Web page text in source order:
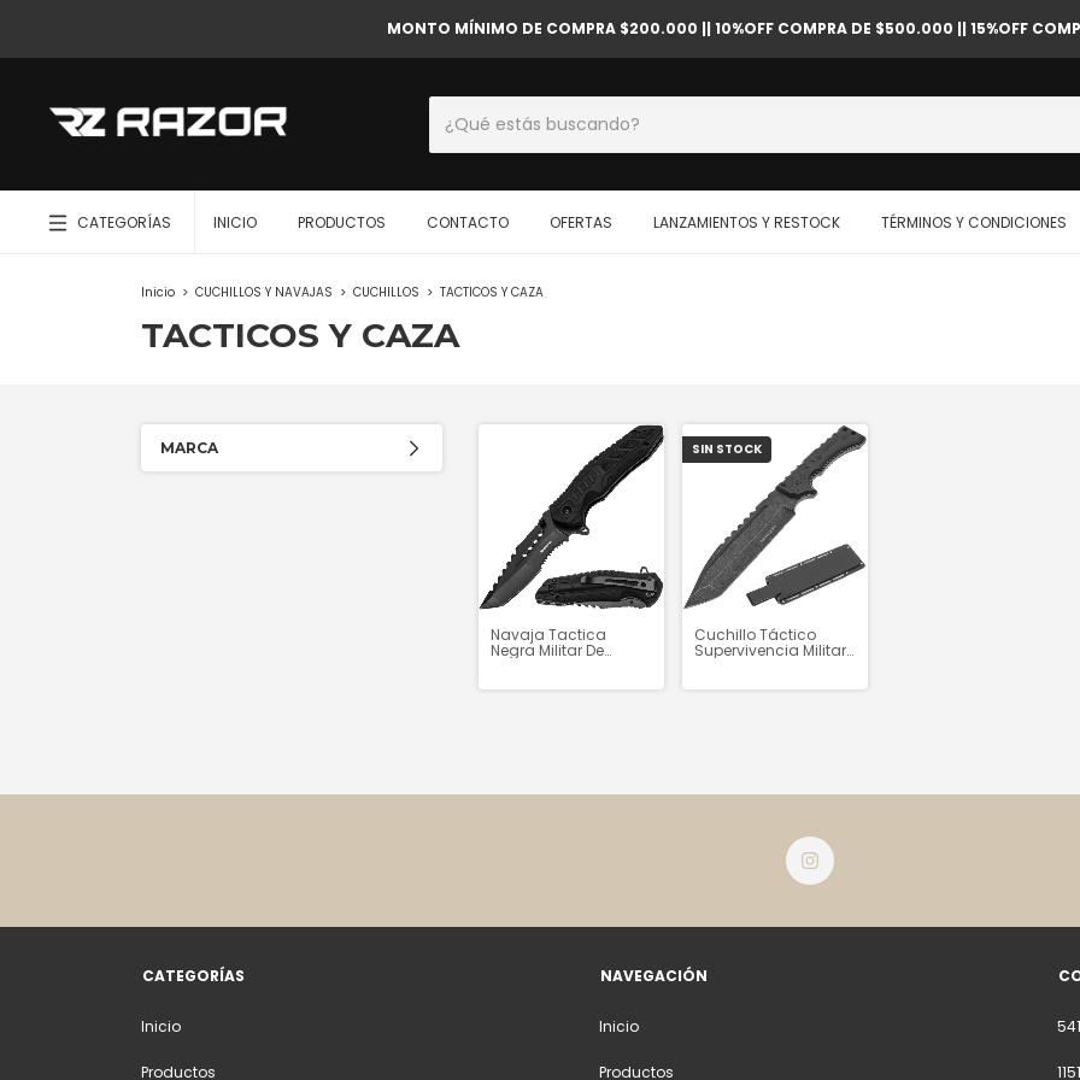
MONTO MÍNIMO DE COMPRA $200.000 || 10%OFF COMPRA DE $500.000 || 15%OFF
CATEGORÍAS INICIO PRODUCTOS CONTACTO OFERTAS LANZAMIENTOS Y RESTOCK TÉRMINOS Y CONDICIONES
Inicio > CUCHILLOS Y NAVAJAS > CUCHILLOS > TACTICOS Y CAZA
TACTICOS Y CAZA
MARCA
Navaja Tactica
Negra Militar De
SIN STOCK
Cuchillo Táctico
Supervivencia Militar
CATEGORÍAS
Inicio
Productos
NAVEGACIÓN
Inicio
Productos